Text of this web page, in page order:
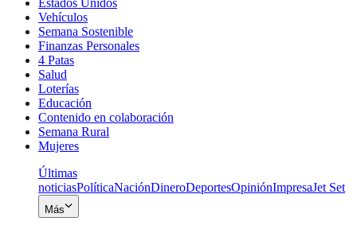
Vehículos
Semana Sostenible
Finanzas Personales
4 Patas
Salud
Loterías
Educación
Contenido en colaboración
Semana Rural
Mujeres
Últimas
noticiasPolíticaNaciónDineroDeportesOpiniónImpresaJet Set
Más